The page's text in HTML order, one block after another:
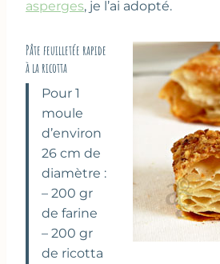
asperges, je l’ai adopté.
Pâte feuilletée rapide
à la ricotta
Pour 1
moule
d’environ
26 cm de
diamètre :
– 200 gr
de farine
– 200 gr
de ricotta